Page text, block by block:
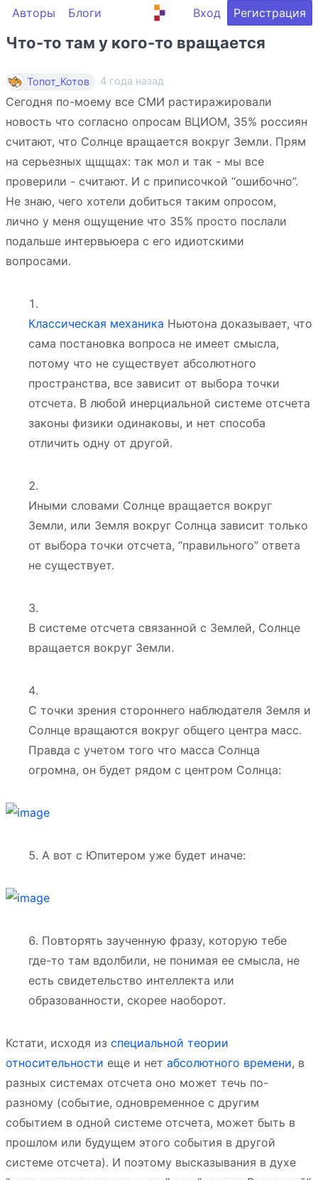
Авторы Блоги Вход Регистрация
Что-то там у кого-то вращается
Топот_Котов 4 года назад
Сегодня по-моему все СМИ растиражировали
новость что согласно опросам ВЦИОМ, 35% россиян
считают, что Солнце вращается вокруг Земли. Прям
на серьезных щщщах: так мол и так - мы все
проверили - считают. И с приписочкой “ошибочно”.
Не знаю, чего хотели добиться таким опросом,
лично у меня ощущение что 35% просто послали
подальше интервьюера с его идиотскими
вопросами.
Классическая механика Ньютона доказывает, что
сама постановка вопроса не имеет смысла,
потому что не существует абсолютного
пространства, все зависит от выбора точки
отсчета. В любой инерциальной системе отсчета
законы физики одинаковы, и нет способа
отличить одну от другой.
Иными словами Солнце вращается вокруг
Земли, или Земля вокруг Солнца зависит только
от выбора точки отсчета, “правильного” ответа
не существует.
В системе отсчета связанной с Землей, Солнце
вращается вокруг Земли.
С точки зрения стороннего наблюдателя Земля и
Солнце вращаются вокруг общего центра масс.
Правда с учетом того что масса Солнца
огромна, он будет рядом с центром Солнца:
А вот с Юпитером уже будет иначе:
Повторять заученную фразу, которую тебе
где-то там вдолбили, не понимая ее смысла, не
есть свидетельство интеллекта или
образованности, скорее наоборот.
Кстати, исходя из специальной теории
относительности еще и нет абсолютного времени, в
разных системах отсчета оно может течь по-
разному (событие, одновременное с другим
событием в одной системе отсчета, может быть в
прошлом или будущем этого события в другой
системе отсчета). И поэтому высказывания в духе